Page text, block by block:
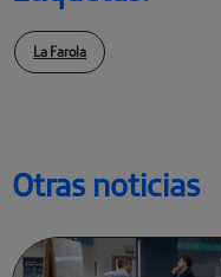
Otras noticias
La Farola